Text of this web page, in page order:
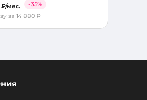
₽/мес.
-35%
за 14 880 ₽